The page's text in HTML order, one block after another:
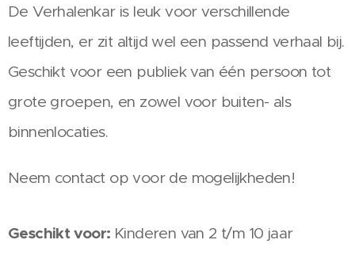
De Verhalenkar is leuk voor verschillende
leeftijden, er zit altijd wel een passend verhaal bij.
Geschikt voor een publiek van één persoon tot
grote groepen, en zowel voor buiten- als
binnenlocaties.
Neem contact op voor de mogelijkheden!
Geschikt voor: Kinderen van 2 t/m 10 jaar